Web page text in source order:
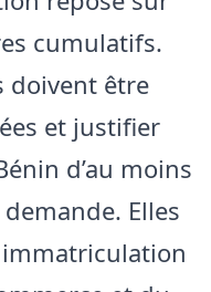
cumulatifs.
doivent être
et justifier
d’au moins
Elles
immatriculation